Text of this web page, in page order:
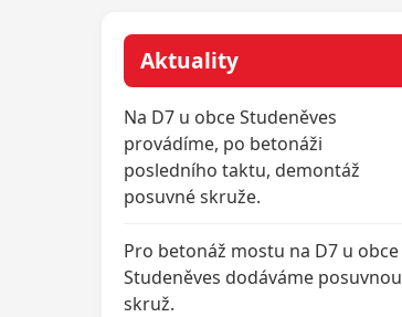
Aktuality
Na D7 u obce Studeněves
provádíme, po betonáži
posledního taktu, demontáž
posuvné skruže.
Pro betonáž mostu na D7 u obce
Studeněves dodáváme posuvnou
skruž.